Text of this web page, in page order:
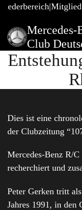
Mercedes-
Club
Dies ist eine
der Clubzeitung
Mercedes-Benz R/
recherchiert und
Peter Gerken tritt
Jahres 1991, in